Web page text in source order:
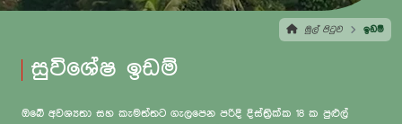
මුල් පිටුව ඉඩම්
සුවිශේෂ ඉඩම්
ඔබේ අවශ්‍යතා සහ කැමත්තට ගැලපෙන පරිදි දිස්ත්‍රික්ක 18 ක පුළුල්